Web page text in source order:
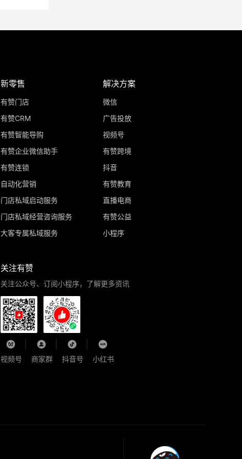
新零售
有赞门店
有赞CRM
有赞智能导购
有赞企业微信助手
有赞连锁
自动化营销
门店私域启动服务
门店私域经营咨询服务
大客专属私域服务
解决方案
微信
广告投放
视频号
有赞跨境
抖音
有赞教育
直播电商
有赞公益
小程序
关注有赞
关注公众号、订阅小程序，了解更多资讯
视频号 商家群 抖音号 小红书